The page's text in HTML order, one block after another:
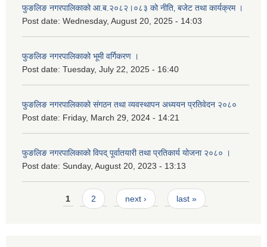
फुङलिङ नगरपालिकाको आ.ब.२०८२।०८३ को नीति‚ बजेट तथा कार्यक्रम ।
Post date: Wednesday, August 20, 2025 - 14:03
फुङलिङ नगरपालिकाको भूमी वर्गिकरण ।
Post date: Tuesday, July 22, 2025 - 16:40
फुङलिङ नगरपालिकाको संगठन तथा व्यवस्थापन अध्ययन प्रतिवेदन २०८०
Post date: Friday, March 29, 2024 - 14:21
फुङलिङ नगरपालिकाको विपद् पूर्वातयारी तथा प्रतिकार्य योजना २०८० ।
Post date: Sunday, August 20, 2023 - 13:13
Pages1 2 next › last »